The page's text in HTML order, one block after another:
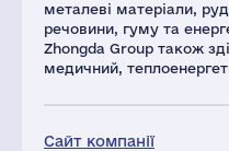
металеві матеріали,
речовини, гуму та
Zhongda Group також
медичний,
Сайт компанії